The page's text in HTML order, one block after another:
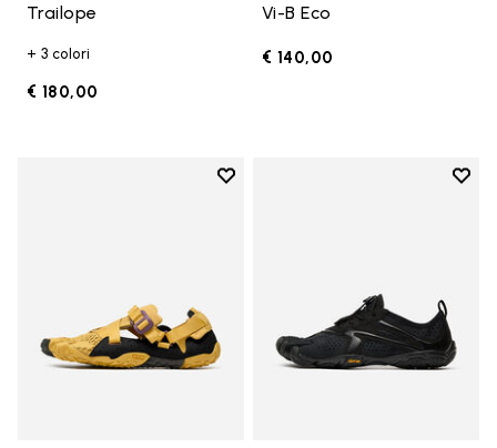
Trailope
+ 3 colori
€ 180,00
Vi-B Eco
€ 140,00
Add to wishlist
Add